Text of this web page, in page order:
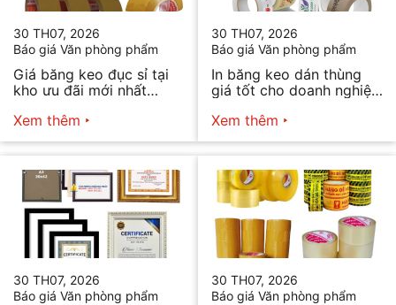
30 TH07, 2026
Báo giá Văn phòng phẩm
Giá băng keo đục sỉ tại
kho ưu đãi mới nhất
Xem thêm
30 TH07, 2026
Báo giá Văn phòng phẩm
In băng keo dán thùng
giá tốt cho doanh nghiệp
Xem thêm
30 TH07, 2026
Báo giá Văn phòng phẩm
30 TH07, 2026
Báo giá Văn phòng phẩm